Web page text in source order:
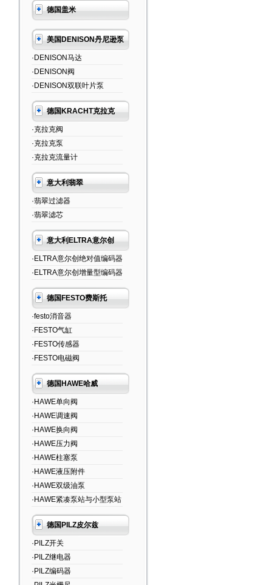
德国盖米
美国DENISON丹尼逊泵
·DENISON马达
·DENISON阀
·DENISON双联叶片泵
德国KRACHT克拉克
·克拉克阀
·克拉克泵
·克拉克流量计
意大利翡翠
·翡翠过滤器
·翡翠滤芯
意大利ELTRA意尔创
·ELTRA意尔创绝对值编码器
·ELTRA意尔创增量型编码器
德国FESTO费斯托
·festo消音器
·FESTO气缸
·FESTO传感器
·FESTO电磁阀
德国HAWE哈威
·HAWE单向阀
·HAWE调速阀
·HAWE换向阀
·HAWE压力阀
·HAWE柱塞泵
·HAWE液压附件
·HAWE双级油泵
·HAWE紧凑泵站与小型泵站
德国PILZ皮尔兹
·PILZ开关
·PILZ继电器
·PILZ编码器